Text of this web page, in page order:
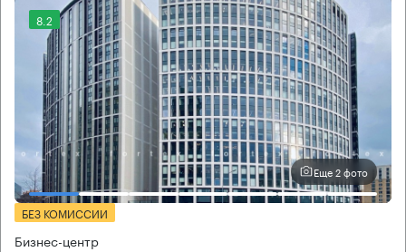
8.2
Еще 2 фото
БЕЗ КОМИССИИ
Бизнес-центр